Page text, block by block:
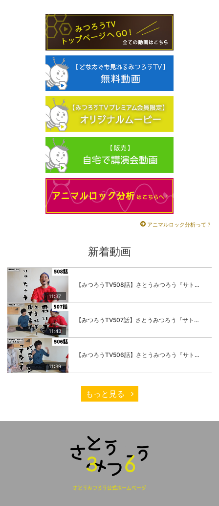
アニマルロック分析って？
新着動画
11:37
【みつろうTV508話】さとうみつろう『サトレル男塾』編④「“毎日”が変わります。楽しく」
11:43
【みつろうTV507話】さとうみつろう『サトレル男塾』編③「快楽は“自分のカラダの内側”にしかない」
11:39
【みつろうTV506話】さとうみつろう『サトレル男塾』編②「不思議な棒をお尻に…」
もっと見る
さとうみつろう公式ホームページ